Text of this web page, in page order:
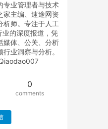
专业管理者与技术
家主编、速途网资
析师。专注于人工
业的深度报道，凭
媒体、公关、分析
业洞察与分析。
0
comments